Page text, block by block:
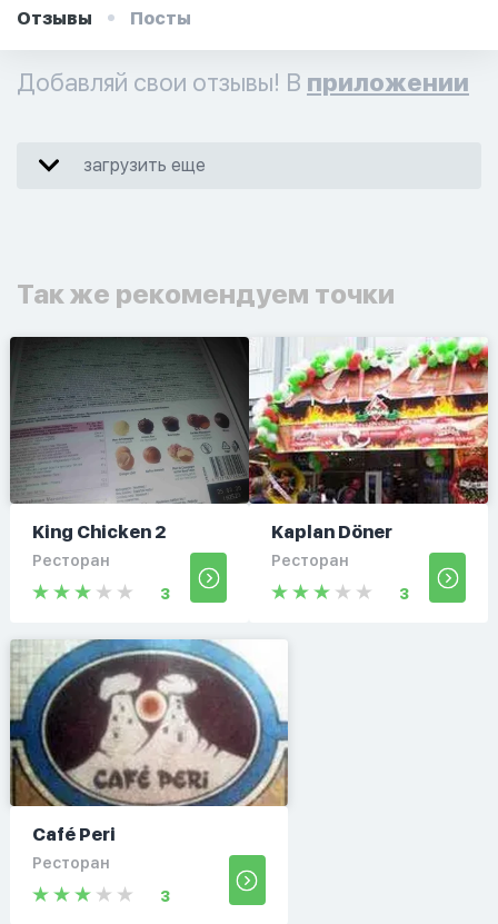
Отзывы Посты
Добавляй свои отзывы! В приложении
загрузить еще
Так же рекомендуем точки
King Chicken 2
Ресторан
3
Kaplan Döner
Ресторан
3
Café Peri
Ресторан
3